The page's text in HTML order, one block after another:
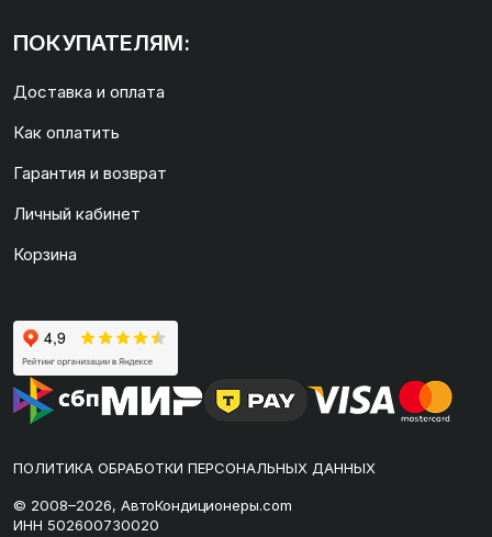
ПОКУПАТЕЛЯМ:
Доставка и оплата
Как оплатить
Гарантия и возврат
Личный кабинет
Корзина
ПОЛИТИКА ОБРАБОТКИ ПЕРСОНАЛЬНЫХ ДАННЫХ
© 2008–2026, АвтоКондиционеры.com
ИНН 502600730020